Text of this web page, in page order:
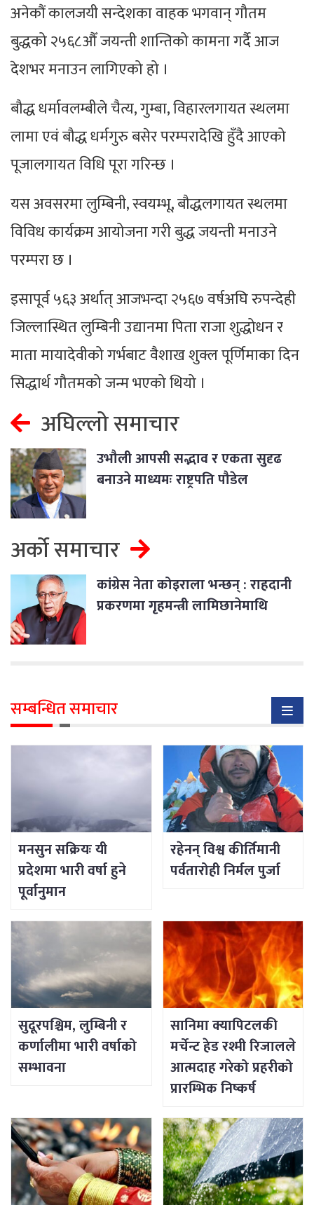
अनेकौं कालजयी सन्देशका वाहक भगवान् गौतम
बुद्धको २५६८औँ जयन्ती शान्तिको कामना गर्दै आज
देशभर मनाउन लागिएको हो ।
बौद्ध धर्मावलम्बीले चैत्य, गुम्बा, विहारलगायत स्थलमा
लामा एवं बौद्ध धर्मगुरु बसेर परम्परादेखि हुँदै आएको
पूजालगायत विधि पूरा गरिन्छ ।
यस अवसरमा लुम्बिनी, स्वयम्भू, बौद्धलगायत स्थलमा
विविध कार्यक्रम आयोजना गरी बुद्ध जयन्ती मनाउने
परम्परा छ ।
इसापूर्व ५६३ अर्थात् आजभन्दा २५६७ वर्षअघि रुपन्देही
जिल्लास्थित लुम्बिनी उद्यानमा पिता राजा शुद्धोधन र
माता मायादेवीको गर्भबाट वैशाख शुक्ल पूर्णिमाका दिन
सिद्धार्थ गौतमको जन्म भएको थियो ।
अघिल्लो समाचार
उभौली आपसी सद्भाव र एकता सुदृढ
बनाउने माध्यमः राष्ट्रपति पौडेल
अर्को समाचार
कांग्रेस नेता कोइराला भन्छन् : राहदानी
प्रकरणमा गृहमन्त्री लामिछानेमाथि
सम्बन्धित समाचार
मनसुन सक्रियः यी
प्रदेशमा भारी वर्षा हुने
पूर्वानुमान
रहेनन् विश्व कीर्तिमानी
पर्वतारोही निर्मल पुर्जा
सुदूरपश्चिम, लुम्बिनी र
कर्णालीमा भारी वर्षाको
सम्भावना
सानिमा क्यापिटलकी
मर्चेन्ट हेड रश्मी रिजालले
आत्मदाह गरेको प्रहरीको
प्रारम्भिक निष्कर्ष